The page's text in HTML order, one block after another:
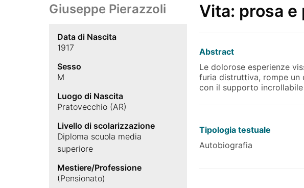
Giuseppe Pierazzoli
Data di Nascita
1917
Sesso
M
Luogo di Nascita
Pratovecchio (AR)
Livello di scolarizzazione
Diploma scuola media
superiore
Mestiere/Professione
(Pensionato)
Vita: prosa e
Abstract
Le dolorose esperienze
furia distruttiva, rompe un
con il supporto
Tipologia testuale
Autobiografia